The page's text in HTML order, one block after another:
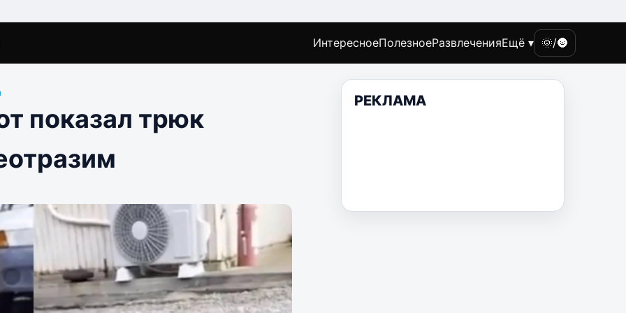
ИнтересноеПолезноеРазвлеченияЕщё ▾ 🌞/🌚
показал трюк
РЕКЛАМА